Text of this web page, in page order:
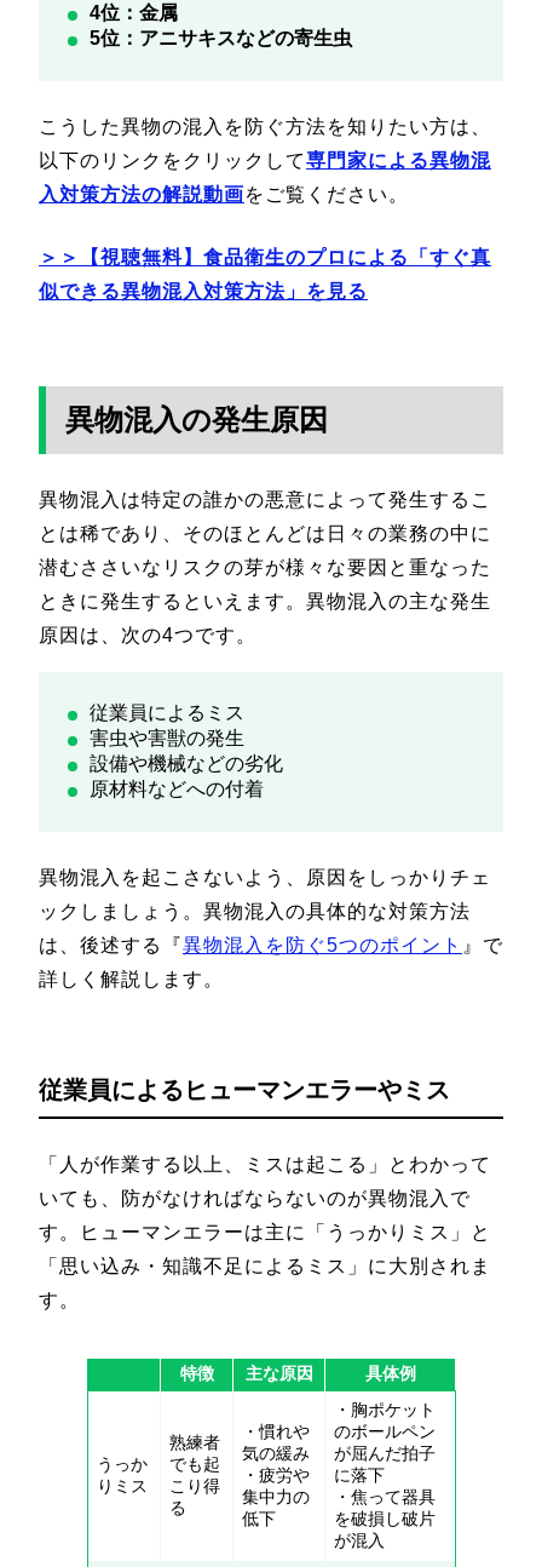
4位：金属
5位：アニサキスなどの寄生虫
こうした異物の混入を防ぐ方法を知りたい方は、
以下のリンクをクリックして専門家による異物混
入対策方法の解説動画をご覧ください。
＞＞【視聴無料】食品衛生のプロによる「すぐ真
似できる異物混入対策方法」を見る
異物混入の発生原因
異物混入は特定の誰かの悪意によって発生するこ
とは稀であり、そのほとんどは日々の業務の中に
潜むささいなリスクの芽が様々な要因と重なった
ときに発生するといえます。異物混入の主な発生
原因は、次の4つです。
従業員によるミス
害虫や害獣の発生
設備や機械などの劣化
原材料などへの付着
異物混入を起こさないよう、原因をしっかりチェ
ックしましょう。異物混入の具体的な対策方法
は、後述する『異物混入を防ぐ5つのポイント 』で
詳しく解説します。
従業員によるヒューマンエラーやミス
「人が作業する以上、ミスは起こる」とわかって
いても、防がなければならないのが異物混入で
す。ヒューマンエラーは主に「うっかりミス」と
「思い込み・知識不足によるミス」に大別されま
す。
特徴 主な原因 具体例
うっか
りミス
熟練者
でも起
こり得
る
・慣れや
気の緩み
・疲労や
集中力の
低下
・胸ポケット
のボールペン
が屈んだ拍子
に落下
・焦って器具
を破損し破片
が混入